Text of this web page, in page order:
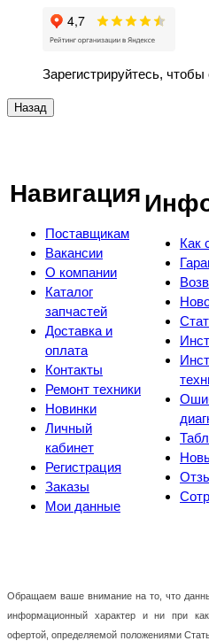
Зарегистрируйтесь, чтобы
Навигация
Поставщикам
Вакансии
О компании
Каталог
запчастей
Доставка и
оплата
Контакты
Ремонт техники
Новинки
Личный
кабинет
Регистрация
Заказы
Мои данные
Как
Обращаем ваше внимание на то, что
информационный характер и ни при
офертой, определяемой положениями